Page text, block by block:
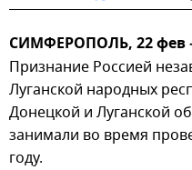
CИМФЕРОПОЛЬ, 22 фев
Признание Россией
Луганской народных
Донецкой и Луганской
занимали во время
году.